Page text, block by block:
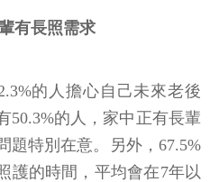
有長照需求
的人擔心自己未來老後
50.3%的人，家中正有長輩
題特別在意。另外，67.5%
護的時間，平均會在7年以